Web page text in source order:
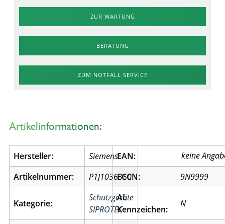
ZUR WARTUNG
BERATUNG
ZUM NOTFALL SERVICE
Artikelinformationen:
Hersteller:
Siemens
Artikelnummer:
P1J1036350
Kategorie:
Schutzgeräte
SIPROTEC
EAN:
ECCN:
9N9999
AL
Kennzeichen:
N